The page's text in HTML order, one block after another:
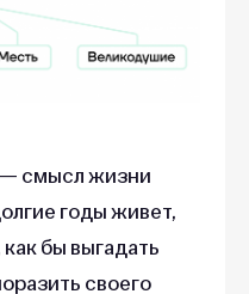
смысл жизни
годы живет,
бы выгадать
своего